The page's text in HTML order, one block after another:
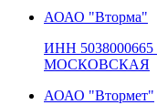
АОАО "Вторма"
ИНН 5038000665
МОСКОВСКАЯ
АОАО "Втормет"